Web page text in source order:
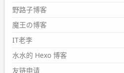
#PubWord
表，21 年 11 月底发现 B 站上线
完，还是分两次看的。。接下来
电影 —— 略长的待办列表。。
野路子博客
魔王の博客
IT老李
水水的 Hexo 博客
友链申请